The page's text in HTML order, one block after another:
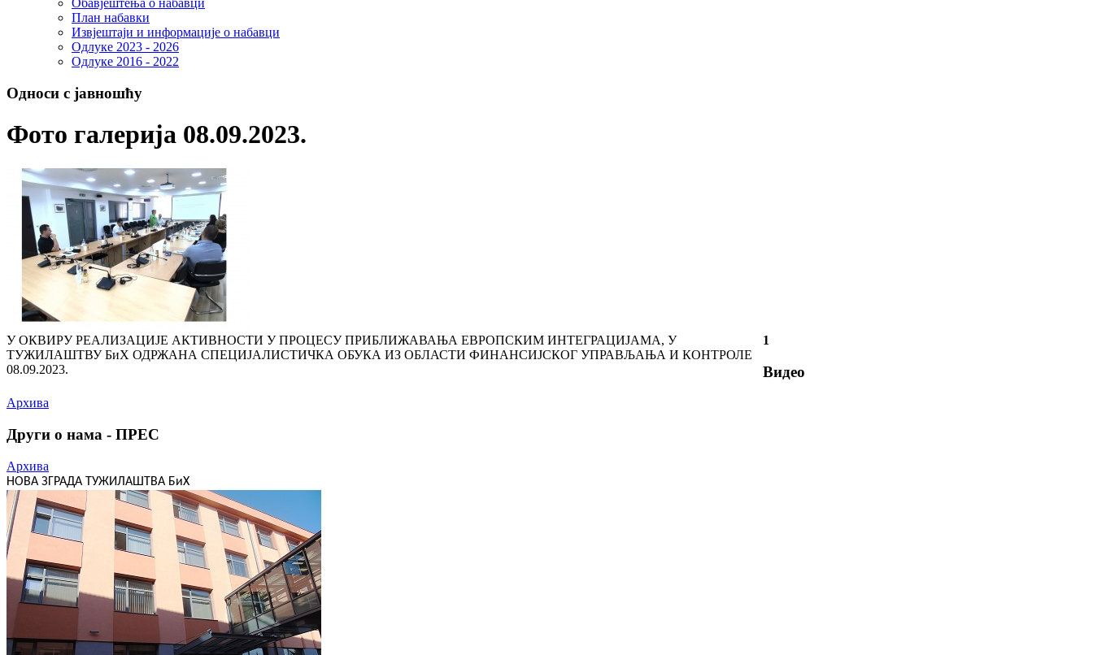
Обавјештења о набавци
План набавки
Извјештаји и информације о набавци
Одлуке 2023 - 2026
Одлуке 2016 - 2022
Односи с јавношћу
Фото галерија 08.09.2023.
У ОКВИРУ РЕАЛИЗАЦИЈЕ АКТИВНОСТИ У ПРОЦЕСУ ПРИБЛИЖАВАЊА ЕВРОПСКИМ ИНТЕГРАЦИЈАМА, У
ТУЖИЛАШТВУ БиХ ОДРЖАНА СПЕЦИЈАЛИСТИЧКА ОБУКА ИЗ ОБЛАСТИ ФИНАНСИЈСКОГ УПРАВЉАЊА И КОНТРОЛЕ
08.09.2023.
1
Видео
Архива
Други о нама - ПРЕС
Архива
НОВА ЗГРАДА ТУЖИЛАШТВА БиХ